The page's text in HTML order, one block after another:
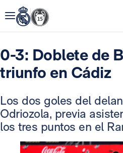
0-3: Doblete de
triunfo en Cádiz
Los dos goles del
Odriozola, previa
los tres puntos en el